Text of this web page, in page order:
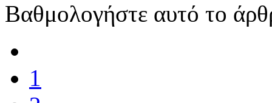
Βαθμολογήστε αυτό το
1